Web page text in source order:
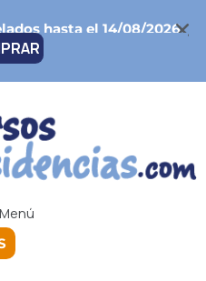
hasta el 14/08/2026
Menú